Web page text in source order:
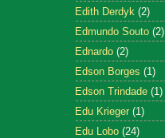
Edith Derdyk (2)
Edmundo Souto (2)
Ednardo (2)
Edson Borges (1)
Edson Trindade (1)
Edu Krieger (1)
Edu Lobo (24)